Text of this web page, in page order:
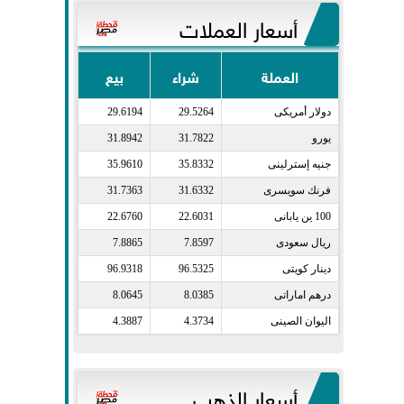
أسعار العملات
العملة شراء بيع
دولار أمريكى​ 29.5264
29.6194
يورو​ 31.7822
31.8942
جنيه إسترلينى​ 35.8332
35.9610
فرنك سويسرى​ 31.6332
31.7363
100 ين يابانى​ 22.6031
22.6760
ريال سعودى​ 7.8597
7.8865
دينار كويتى​ 96.5325
96.9318
درهم اماراتى​ 8.0385
8.0645
اليوان الصينى​ 4.3734
4.3887
أسعار الذهب